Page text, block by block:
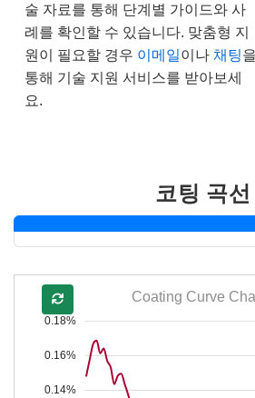
술 자료를 통해 단계별 가이드와 사
례를 확인할 수 있습니다. 맞춤형 지
원이 필요할 경우 이메일이나 채팅을
통해 기술 지원 서비스를 받아보세
요.
코팅 곡선
0.14%
0.16%
0.18%
Coating Curve